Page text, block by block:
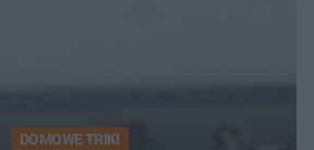
DOMOWE TRIKI